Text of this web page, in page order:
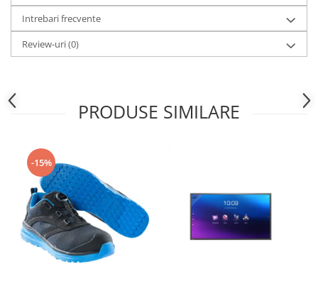
Intrebari frecvente
Review-uri(0)
PRODUSE SIMILARE
-15%